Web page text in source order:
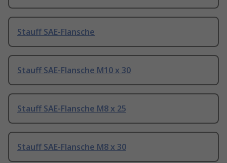
Stauff SAE-Flansche
Stauff SAE-Flansche M10 x 30
Stauff SAE-Flansche M8 x 25
Stauff SAE-Flansche M8 x 30